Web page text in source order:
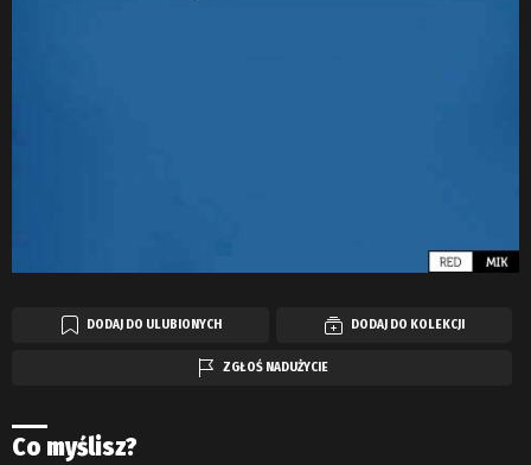
DODAJ DO ULUBIONYCH DODAJ DO KOLEKCJI
ZGŁOŚ NADUŻYCIE
Co myślisz?